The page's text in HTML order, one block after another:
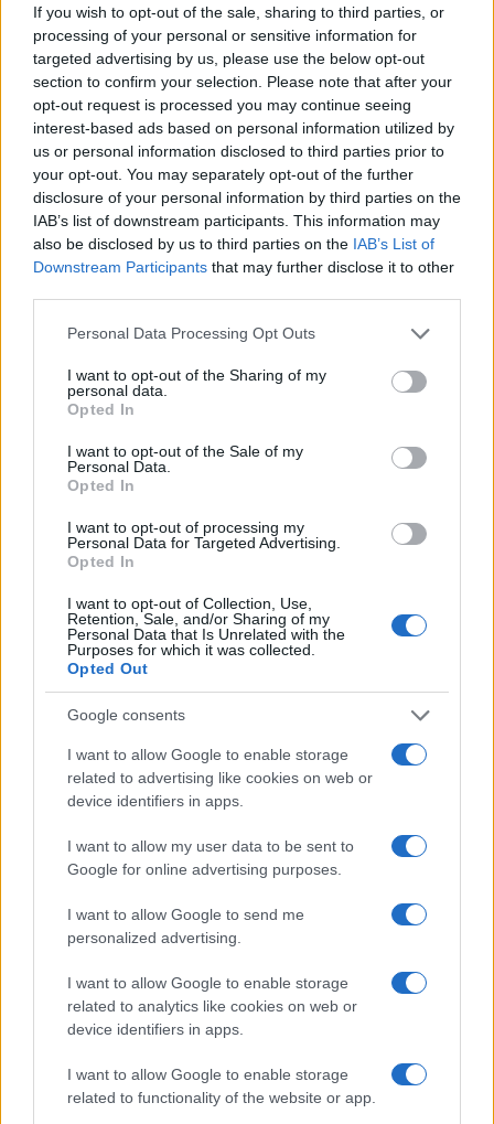
If you wish to opt-out of the sale, sharing to third parties, or
processing of your personal or sensitive information for
targeted advertising by us, please use the below opt-out
section to confirm your selection. Please note that after your
opt-out request is processed you may continue seeing
interest-based ads based on personal information utilized by
us or personal information disclosed to third parties prior to
your opt-out. You may separately opt-out of the further
disclosure of your personal information by third parties on the
IAB’s list of downstream participants. This information may
also be disclosed by us to third parties on the IAB’s List of
Downstream Participants that may further disclose it to other
Please note that this website/app uses one or more Google
not limited to your visit or usage behaviour. You may click to
grant or deny consent to Google and its third-party tags to
use your data for below specified purposes in below Google
consent section.
Personal Data Processing Opt Outs
I want to opt-out of the Sharing of my
personal data.
Opted In
I want to opt-out of the Sale of my
Personal Data.
Opted In
I want to opt-out of processing my
Personal Data for Targeted Advertising.
Opted In
I want to opt-out of Collection, Use,
Retention, Sale, and/or Sharing of my
Personal Data that Is Unrelated with the
Purposes for which it was collected.
Opted Out
Google consents
I want to allow Google to enable storage
related to advertising like cookies on web or
device identifiers in apps.
I want to allow my user data to be sent to
Google for online advertising purposes.
I want to allow Google to send me
personalized advertising.
I want to allow Google to enable storage
related to analytics like cookies on web or
device identifiers in apps.
I want to allow Google to enable storage
related to functionality of the website or app.
Continua a leggere
ALIMENTAZIONE
Ricette di mare estive: primi piatti veloci e ricchi di
Camilla Fiore · 8 Ago 2026
PEOPLE